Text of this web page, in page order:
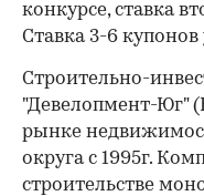
конкурсе, ставка
Ставка 3-6
Строительно-
"Девелопмент-Юг"
рынке
округа с 1995г.
строительстве